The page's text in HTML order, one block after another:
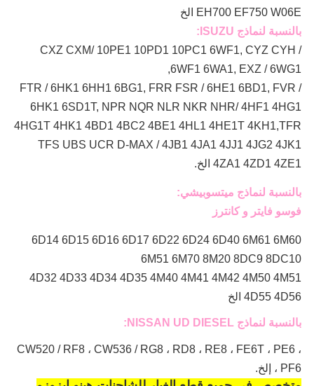
EH700 EF750 W06E الخ
بالنسبة لنماذج ISUZU:
CXZ CXM/ 10PE1 10PD1 10PC1 6WF1, CYZ CYH /
6WF1 6WA1, EXZ / 6WG1,
FTR / 6HK1 6HH1 6BG1, FRR FSR / 6HE1 6BD1, FVR /
6HK1 6SD1T, NPR NQR NLR NKR NHR/ 4HF1 4HG1
4HG1T 4HK1 4BD1 4BC2 4BE1 4HL1 4HE1T 4KH1,TFR
TFS UBS UCR D-MAX / 4JB1 4JA1 4JJ1 4JG2 4JK1
4ZA1 4ZD1 4ZE1 الخ.
بالنسبة لنماذج ميتسوبيشي:
فوسو فايتر و كانترز
6D14 6D15 6D16 6D17 6D22 6D24 6D40 6M61 6M60
6M51 6M70 8M20 8DC9 8DC10
4D32 4D33 4D34 4D35 4M40 4M41 4M42 4M50 4M51
4D55 4D56 الخ
بالنسبة لنماذج NISSAN UD DIESEL:
CW520 / RF8 ، CW536 / RG8 ، RD8 ، RE8 ، FE6T ، PE6 ،
PF6 ، إلخ.